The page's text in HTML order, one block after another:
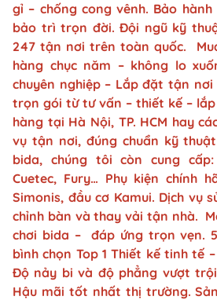
gỉ – chống cong vênh. Bảo
bảo trì trọn đời. Đội ngũ kỹ
247 tận nơi trên toàn quốc.
hàng chục năm – không lo
chuyên nghiệp – Lắp đặt tận
trọn gói từ tư vấn – thiết kế –
hàng tại Hà Nội, TP. HCM hay
vụ tận nơi, đúng chuẩn kỹ
bida, chúng tôi còn cung
Cuetec, Fury… Phụ kiện chính
Simonis, đầu cơ Kamui. Dịch vụ
chỉnh bàn và thay vải tận nhà.
chơi bida – đáp ứng trọn vẹn.
bình chọn Top 1 Thiết kế tinh tế
Độ nảy bi và độ phẳng vượt
Hậu mãi tốt nhất thị trường.